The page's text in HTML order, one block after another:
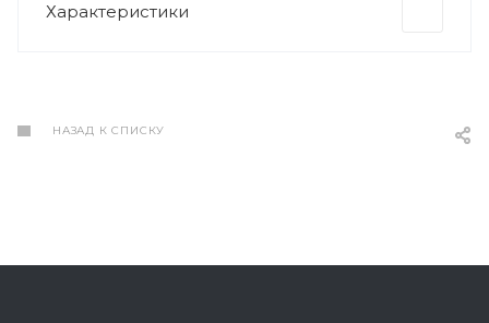
Характеристики
НАЗАД К СПИСКУ